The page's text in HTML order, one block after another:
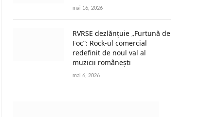
mai 16, 2026
RVRSE dezlănțuie „Furtună de
Foc”: Rock-ul comercial
redefinit de noul val al
muzicii românești
mai 6, 2026